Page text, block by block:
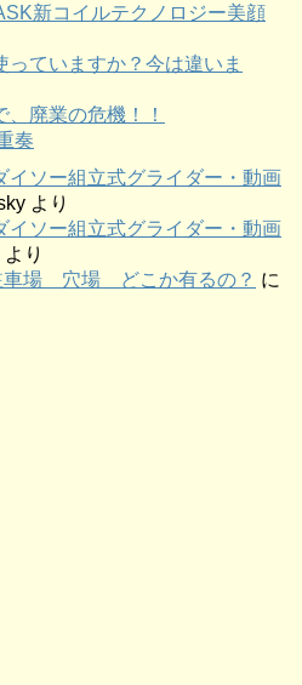
新コイルテクノロジー美顔
ていますか？今は違いま
廃業の危機！！
奏
ソー組立式グライダー・動画
より
ソー組立式グライダー・動画
より
場 穴場 どこか有るの？ に